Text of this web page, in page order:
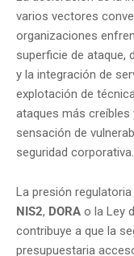
varios vectores
organizaciones
superficie de ataque,
y la integración de
explotación de
ataques más
sensación de
seguridad corporativa.
La presión
NIS2, DORA o la Ley
contribuye a que la
presupuestaria